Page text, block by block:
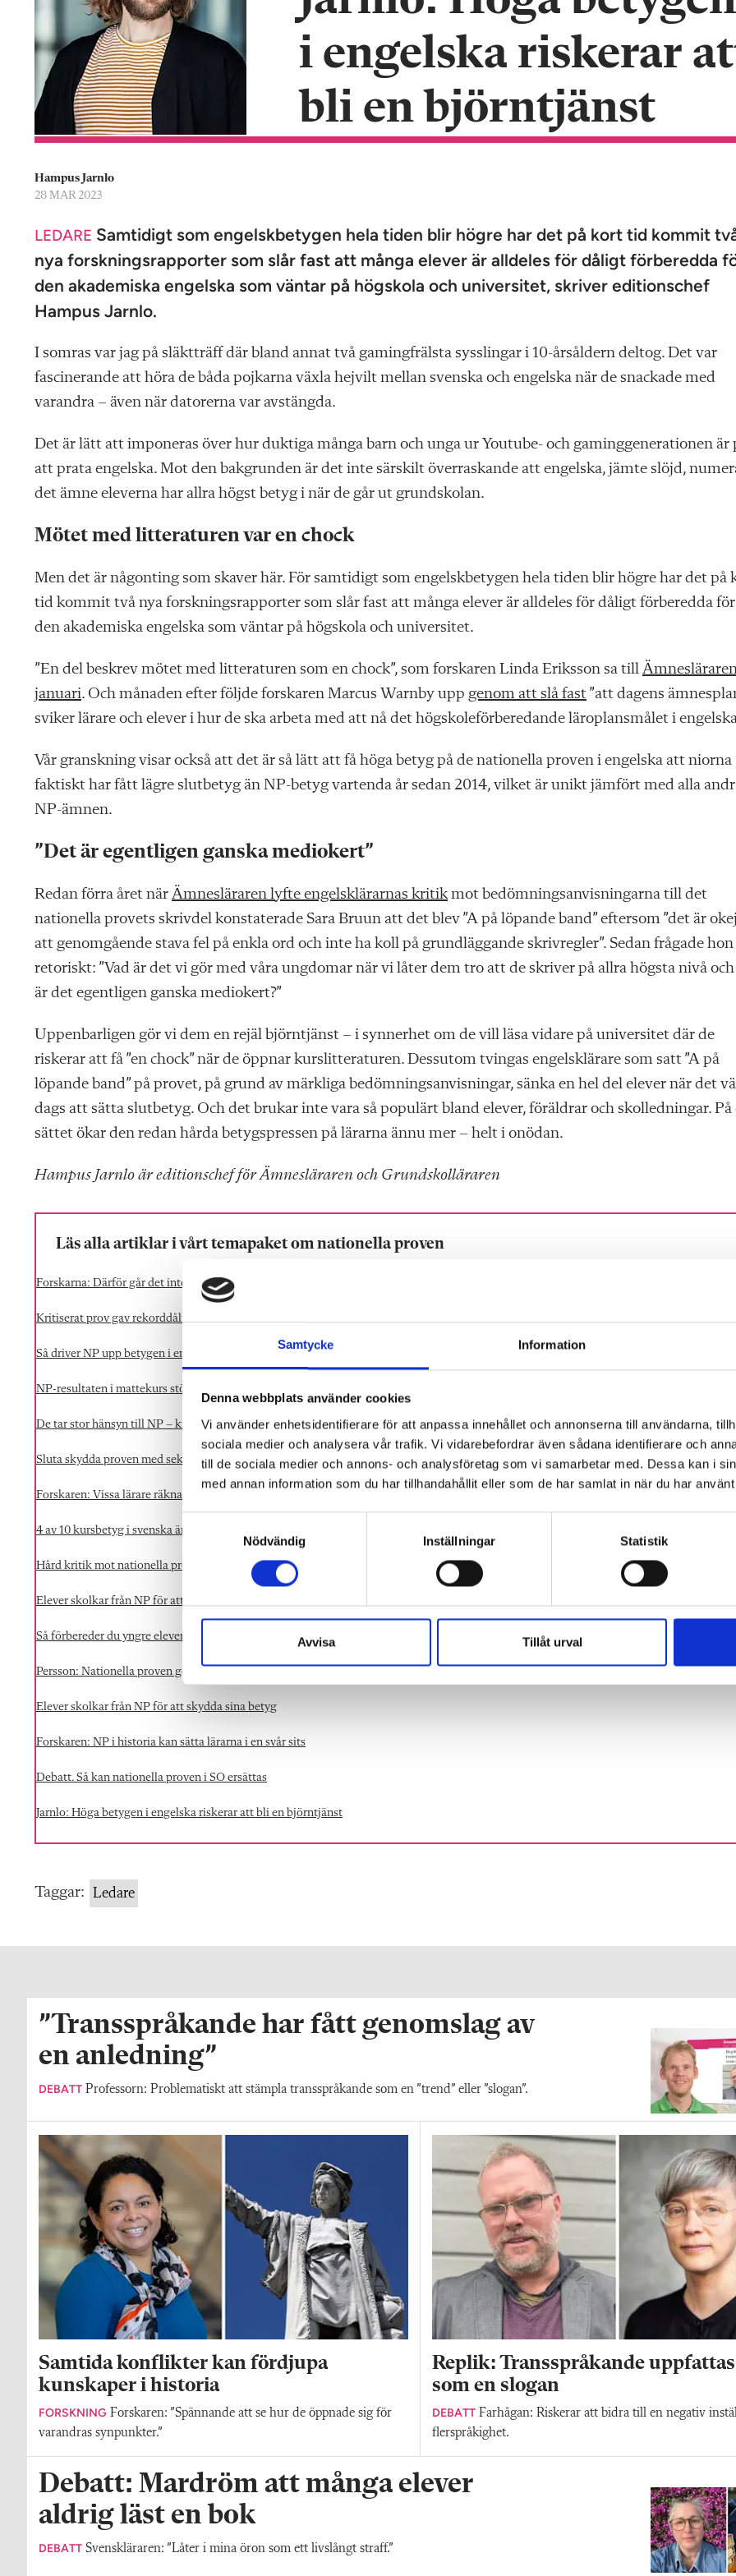
Samtycke Information
Denna webbplats använder cookies
Vi använder enhetsidentifierare för att anpassa innehållet och annonserna till användarna,
sociala medier och analysera vår trafik. Vi vidarebefordrar även sådana identifierare och
till de sociala medier och annons- och analysföretag som vi samarbetar med. Dessa kan i
med annan information som du har tillhandahållit eller som de har samlat in när du har
y
k
s
l
Nödvändig Inställningar Statistik
Avvisa Tillåt urval
i engelska riskerar
bli en björntjänst
Hampus Jarnlo
28 MAR 2023
LEDARE Samtidigt som engelskbetygen hela tiden blir högre har det på kort tid kommit
nya forskningsrapporter som slår fast att många elever är alldeles för dåligt förberedda
den akademiska engelska som väntar på högskola och universitet, skriver editionschef
Hampus Jarnlo.
I somras var jag på släktträff där bland annat två gamingfrälsta sysslingar i 10-årsåldern deltog. Det var
fascinerande att höra de båda pojkarna växla hejvilt mellan svenska och engelska när de snackade med
varandra – även när datorerna var avstängda.
Det är lätt att imponeras över hur duktiga många barn och unga ur Youtube- och gaminggenerationen är
att prata engelska. Mot den bakgrunden är det inte särskilt överraskande att engelska, jämte slöjd,
det ämne eleverna har allra högst betyg i när de går ut grundskolan.
Mötet med litteraturen var en chock
Men det är någonting som skaver här. För samtidigt som engelskbetygen hela tiden blir högre har det på
tid kommit två nya forskningsrapporter som slår fast att många elever är alldeles för dåligt förberedda för
den akademiska engelska som väntar på högskola och universitet.
”En del beskrev mötet med litteraturen som en chock”, som forskaren Linda Eriksson sa till
januari. Och månaden efter följde forskaren Marcus Warnby upp genom att slå fast ”att dagens
sviker lärare och elever i hur de ska arbeta med att nå det högskoleförberedande läroplansmålet i
Vår granskning visar också att det är så lätt att få höga betyg på de nationella proven i engelska att niorna
faktiskt har fått lägre slutbetyg än NP-betyg vartenda år sedan 2014, vilket är unikt jämfört med alla
NP-ämnen.
”Det är egentligen ganska mediokert”
Redan förra året när Ämnesläraren lyfte engelsklärarnas kritikmot bedömningsanvisningarna till det
nationella provets skrivdel konstaterade Sara Bruun att det blev ”A på löpande band” eftersom ”det är okej
att genomgående stava fel på enkla ord och inte ha koll på grundläggande skrivregler”. Sedan frågade hon
retoriskt: ”Vad är det vi gör med våra ungdomar när vi låter dem tro att de skriver på allra högsta nivå och
är det egentligen ganska mediokert?”
Uppenbarligen gör vi dem en rejäl björntjänst – i synnerhet om de vill läsa vidare på universitet där de
riskerar att få ”en chock” när de öppnar kurslitteraturen. Dessutom tvingas engelsklärare som satt ”A på
löpande band” på provet, på grund av märkliga bedömningsanvisningar, sänka en hel del elever när det
dags att sätta slutbetyg. Och det brukar inte vara så populärt bland elever, föräldrar och skolledningar. På
sättet ökar den redan hårda betygspressen på lärarna ännu mer – helt i onödan.
Hampus Jarnlo är editionschef för Ämnesläraren och Grundskolläraren
Läs alla artiklar i vårt temapaket om nationella proven
Forskarna: Därför går det inte att lita på nationella proven
Kritiserat prov gav rekorddåliga betyg i svenska
Så driver NP upp betygen i engelska
NP-resultaten i mattekurs störtdök – men inte betygen
De tar stor hänsyn till NP – kritiseras av kommunen
Sluta skydda proven med sekretess
Forskaren: Vissa lärare räknar bort provet helt
4 av 10 kursbetyg i svenska är högre än NP-betygen
Hård kritik mot nationella proven i historia
Elever skolkar från NP för att skydda sina betyg
Så förbereder du yngre elever för nationella proven
Persson: Nationella proven gör inte skolan mer likvärdig
Elever skolkar från NP för att skydda sina betyg
Forskaren: NP i historia kan sätta lärarna i en svår sits
Debatt. Så kan nationella proven i SO ersättas
Jarnlo: Höga betygen i engelska riskerar att bli en björntjänst
Taggar: Ledare
”Transspråkande har fått genomslag av
en anledning”
DEBATT Professorn: Problematiskt att stämpla transspråkande som en ”trend” eller ”slogan”.
Samtida konflikter kan fördjupa
kunskaper i historia
FORSKNING Forskaren: ”Spännande att se hur de öppnade sig för
varandras synpunkter.”
Replik: Transspråkande
som en slogan
DEBATT Farhågan: Riskerar att bidra till en negativ
flerspråkighet.
Debatt: Mardröm att många elever
aldrig läst en bok
DEBATT Svenskläraren: ”Låter i mina öron som ett livslångt straff.”